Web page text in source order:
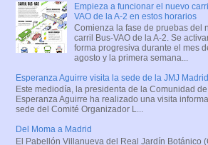
Empieza a funcionar el nuevo
VAO de la A-2 en estos horarios
Comienza la fase de pruebas del
carril Bus-VAO de la A-2. Se
forma progresiva durante el mes
agosto y la primera semana...
Esperanza Aguirre visita la sede de la JMJ
Este mediodía, la presidenta de la Comunidad
Esperanza Aguirre ha realizado una visita
sede del Comité Organizador L...
Del Moma a Madrid
El Pabellón Villanueva del Real Jardín Botánico